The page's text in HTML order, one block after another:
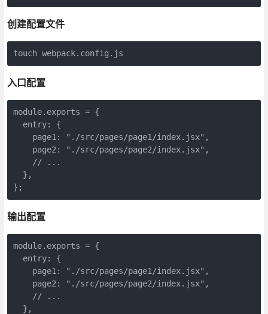
创建配置文件
touch webpack.config.js
入口配置
module.exports = {
entry: {
page1 : "./src/pages/page1/index.jsx" ,
page2 : "./src/pages/page2/index.jsx" ,
// ...
  },
};
输出配置
module.exports = {
entry: {
page1 : "./src/pages/page1/index.jsx" ,
page2 : "./src/pages/page2/index.jsx" ,
// ...
  },